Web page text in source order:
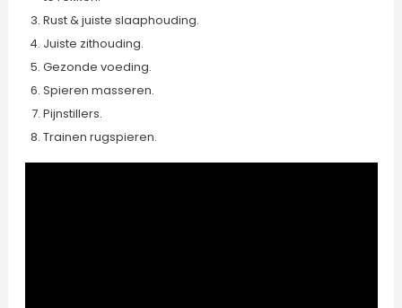
Rust & juiste slaaphouding.
Juiste zithouding.
Gezonde voeding.
Spieren masseren.
Pijnstillers.
Trainen rugspieren.